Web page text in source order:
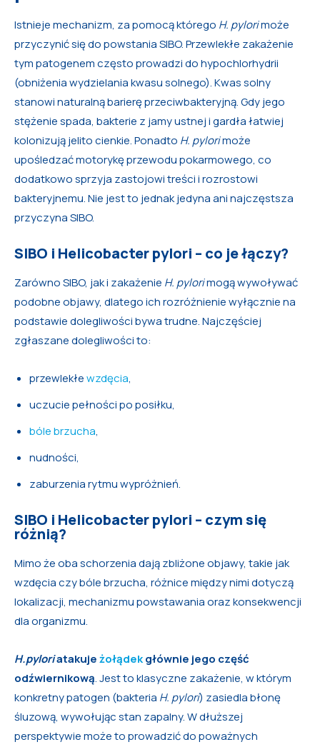
Istnieje mechanizm, za pomocą którego H. pylorimoże
przyczynić się do powstania SIBO. Przewlekłe zakażenie
tym patogenem często prowadzi do hypochlorhydrii
(obniżenia wydzielania kwasu solnego). Kwas solny
stanowi naturalną barierę przeciwbakteryjną. Gdy jego
stężenie spada, bakterie z jamy ustnej i gardła łatwiej
kolonizują jelito cienkie. Ponadto H. pylorimoże
upośledzać motorykę przewodu pokarmowego, co
dodatkowo sprzyja zastojowi treści i rozrostowi
bakteryjnemu. Nie jest to jednak jedyna ani najczęstsza
przyczyna SIBO.
SIBO i Helicobacter pylori – co je łączy?
Zarówno SIBO, jak i zakażenie H. pylorimogą wywoływać
podobne objawy, dlatego ich rozróżnienie wyłącznie na
podstawie dolegliwości bywa trudne. Najczęściej
zgłaszane dolegliwości to:
przewlekłewzdęcia,
uczucie pełności po posiłku,
bóle brzucha,
nudności,
zaburzenia rytmu wypróżnień.
SIBO i Helicobacter pylori – czym się
różnią?
Mimo że oba schorzenia dają zbliżone objawy, takie jak
wzdęcia czy bóle brzucha, różnice między nimi dotyczą
lokalizacji, mechanizmu powstawania oraz konsekwencji
dla organizmu.
H.pyloriatakujeżołądekgłównie jego część
odźwiernikową. Jest to klasyczne zakażenie, w którym
konkretny patogen (bakteria H. pylori) zasiedla błonę
śluzową, wywołując stan zapalny. W dłuższej
perspektywie może to prowadzić do poważnych